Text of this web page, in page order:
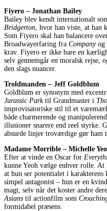
Fiyero – Jonathan Bailey
Bailey blev kendt internationalt
Bridgerton , hvor han viste, at han
Som Fiyero skal han balancere
Broadwayerfaring fra Companyog
krav. Fiyero er ikke bare en
selv gennemgår en moralsk rejse,
den slags nuancer.
Troldmanden – Jeff Goldblum
Goldblum er synonym med
Jurassic Parktil Grandmaster i
improvisatoriske stil til et
både charmerende og
illusioner snarere end reel styrke.
absurde linjer troværdige gør ham
Madame Morrible – Michelle
Efter at vinde en Oscar for
kunne Yeoh vælge enhver rolle. At
at hun ser potentialet i
simpel antagonist – hun er en
magt, selv når det koster andre
Asians til actionfilm som
formidabel præsens.